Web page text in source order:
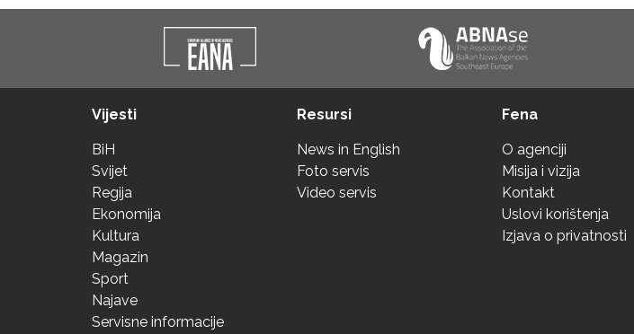
Vijesti
BiH
Svijet
Regija
Ekonomija
Kultura
Magazin
Sport
Najave
Servisne informacije
Resursi
News in English
Foto servis
Video servis
Fena
O agenciji
Misija i vizija
Kontakt
Uslovi korištenja
Izjava o privatnosti